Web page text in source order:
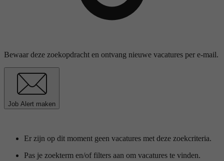
Bewaar deze zoekopdracht en ontvang nieuwe vacatures per e-mail.
Job Alert maken
Er zijn op dit moment geen vacatures met deze zoekcriteria.
Pas je zoekterm en/of filters aan om vacatures te vinden.